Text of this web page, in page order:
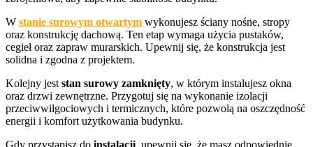
W stanie surowym otwartym wykonujesz ściany nośne, stropy
oraz konstrukcję dachową. Ten etap wymaga użycia pustaków,
cegieł oraz zapraw murarskich. Upewnij się, że konstrukcja jest
solidna i zgodna z projektem.
Kolejny jest stan surowy zamknięty, w którym instalujesz okna
oraz drzwi zewnętrzne. Przygotuj się na wykonanie izolacji
przeciwwilgociowych i termicznych, które pozwolą na oszczędność
energii i komfort użytkowania budynku.
Gdy przystąpisz do instalacji , upewnij się, że masz odpowiednie